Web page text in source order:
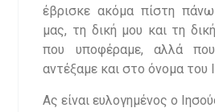
έβρισκε ακόμα πίστη
μας, τη δική μου και τη
που υποφέραμε, αλλά που
αντέξαμε και στο όνομα του
Ας είναι ευλογημένος ο